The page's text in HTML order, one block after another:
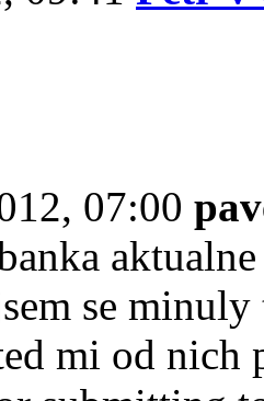
07:00
se
mi od nich